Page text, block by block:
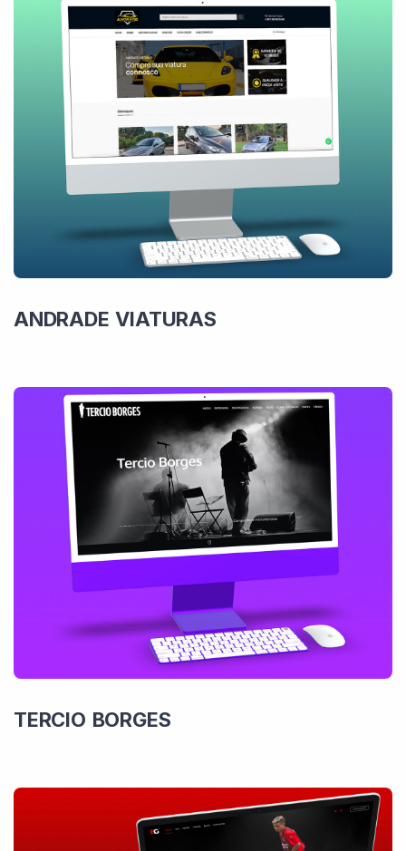
ANDRADE VIATURAS
TERCIO BORGES